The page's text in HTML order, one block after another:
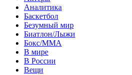
Аналитика
Баскетбол
Безумный мир
Биатлон/Лыжи
Бокс/MMA
В мире
В России
Вещи